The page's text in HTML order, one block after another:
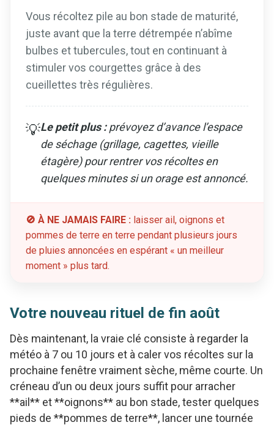
Vous récoltez pile au bon stade de maturité,
juste avant que la terre détrempée n’abîme
bulbes et tubercules, tout en continuant à
stimuler vos courgettes grâce à des
cueillettes très régulières.
💡Le petit plus :prévoyez d’avance l’espace
de séchage (grillage, cagettes, vieille
étagère) pour rentrer vos récoltes en
quelques minutes si un orage est annoncé.
🚫 À NE JAMAIS FAIRE : laisser ail, oignons et
pommes de terre en terre pendant plusieurs jours
de pluies annoncées en espérant « un meilleur
moment » plus tard.
Votre nouveau rituel de fin août
Dès maintenant, la vraie clé consiste à regarder la
météo à 7 ou 10 jours et à caler vos récoltes sur la
prochaine fenêtre vraiment sèche, même courte. Un
créneau d’un ou deux jours suffit pour arracher
**ail** et **oignons** au bon stade, tester quelques
pieds de **pommes de terre**, lancer une tournée